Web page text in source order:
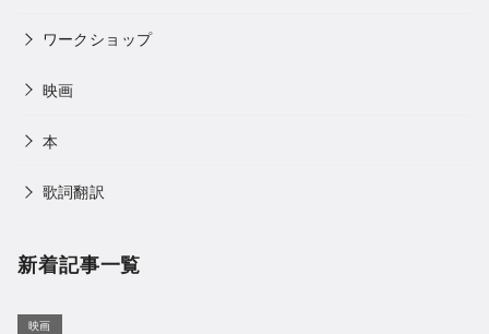
ワークショップ
映画
本
歌詞翻訳
新着記事一覧
映画